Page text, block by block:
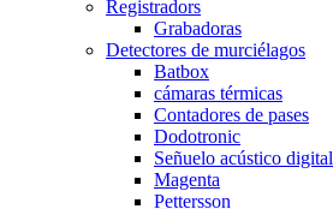
Registradors
Grabadoras
Detectores de murciélagos
Batbox
cámaras térmicas
Contadores de pases
Dodotronic
Señuelo acústico digital
Magenta
Pettersson